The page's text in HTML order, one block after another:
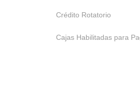
Crédito Rotatorio
Cajas Habilitadas para